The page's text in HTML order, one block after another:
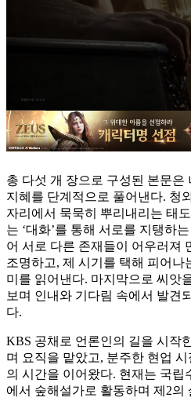
총 다섯 개 장으로 구성된 본문은
지혜를 단계적으로 풀어낸다. 청
자리에서 묵묵히 뿌리내리는 태
는 ‘대화’를 통해 서로를 지탱하
어 서로 다른 존재들이 어우러져
조명하고, 제 시기를 택해 피어나
미를 읽어낸다. 마지막으로 씨앗
보며 인내와 기다림 속에서 발견
다.
KBS 공채로 언론인의 길을 시작
며 요직을 맡았고, 분주한 현업
의 시간을 이어왔다. 현재는 국립
에서 숲해설가로 활동하며 제2의